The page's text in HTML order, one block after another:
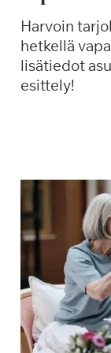
Harvoin
hetkellä
lisätiedot
esittely!